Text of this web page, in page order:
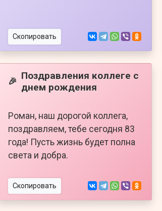
Скопировать
🎉 Поздравления коллеге с
днем рождения
Роман, наш дорогой коллега,
поздравляем, тебе сегодня 83
года! Пусть жизнь будет полна
света и добра.
Скопировать